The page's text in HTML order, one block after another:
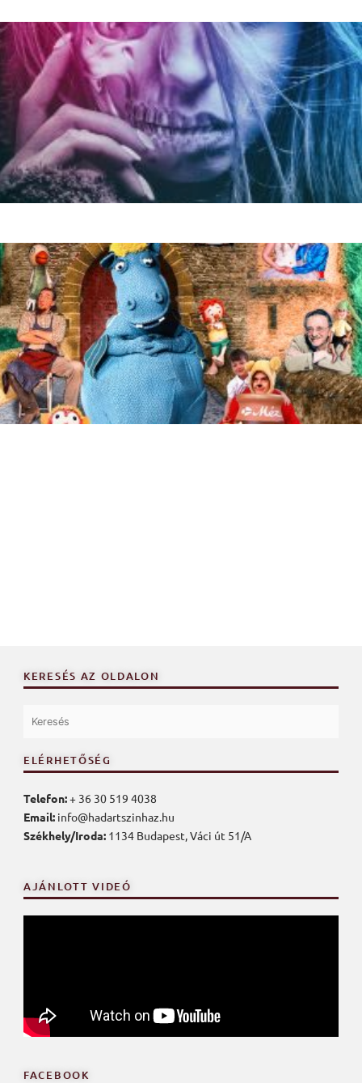
KERESÉS AZ OLDALON
ELÉRHETŐSÉG
Telefon:+ 36 30 519 4038
Email: info@hadartszinhaz.hu
Székhely/Iroda: 1134 Budapest, Váci út 51/A
AJÁNLOTT VIDEÓ
FACEBOOK